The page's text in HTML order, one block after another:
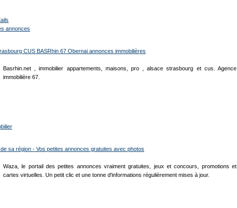
annonces
CUS BASRhin 67 Obernai annonces immobilières
Basrhin.net , immobilier appartements, maisons, pro , alsace strasbourg et cus. Agence
immobilière 67.
sa région - Vos petites annonces gratuites avec photos
Waza, le portail des petites annonces vraiment gratuites, jeux et concours, promotions et
cartes virtuelles. Un petit clic et une tonne d'informations régulièrement mises à jour.